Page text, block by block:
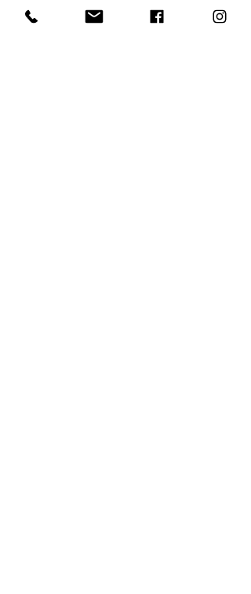
Valgrigna
storia dell’arte
Virtus Zallot